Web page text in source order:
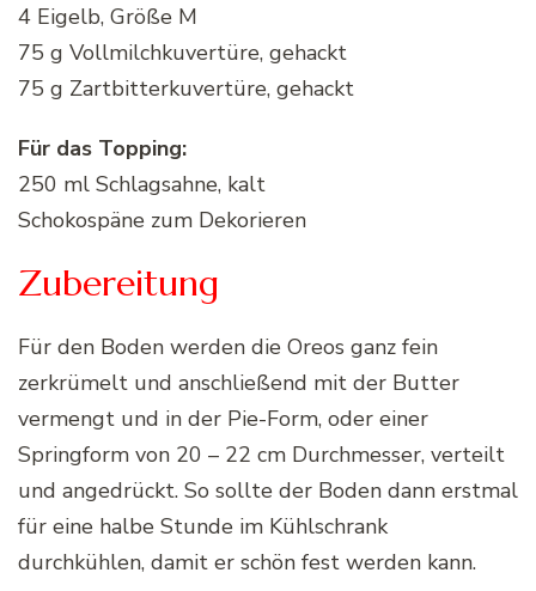
4 Eigelb, Größe M
75 g Vollmilchkuvertüre, gehackt
75 g Zartbitterkuvertüre, gehackt
Für das Topping:
250 ml Schlagsahne, kalt
Schokospäne zum Dekorieren
Zubereitung
Für den Boden werden die Oreos ganz fein
zerkrümelt und anschließend mit der Butter
vermengt und in der Pie-Form, oder einer
Springform von 20 – 22 cm Durchmesser, verteilt
und angedrückt. So sollte der Boden dann erstmal
für eine halbe Stunde im Kühlschrank
durchkühlen, damit er schön fest werden kann.